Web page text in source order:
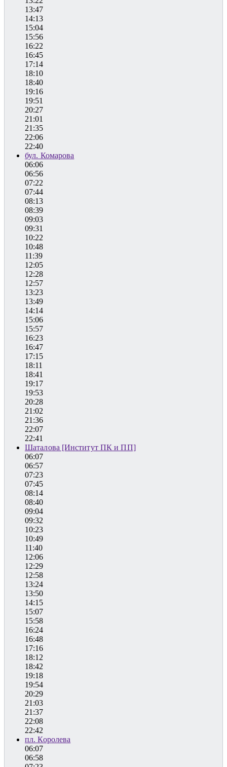
13:47
14:13
15:04
15:56
16:22
16:45
17:14
18:10
18:40
19:16
19:51
20:27
21:01
21:35
22:06
22:40
бул. Комарова
06:06
06:56
07:22
07:44
08:13
08:39
09:03
09:31
10:22
10:48
11:39
12:05
12:28
12:57
13:23
13:49
14:14
15:06
15:57
16:23
16:47
17:15
18:11
18:41
19:17
19:53
20:28
21:02
21:36
22:07
22:41
Шаталова [Институт ПК и ПП]
06:07
06:57
07:23
07:45
08:14
08:40
09:04
09:32
10:23
10:49
11:40
12:06
12:29
12:58
13:24
13:50
14:15
15:07
15:58
16:24
16:48
17:16
18:12
18:42
19:18
19:54
20:29
21:03
21:37
22:08
22:42
пл. Королева
06:07
06:58